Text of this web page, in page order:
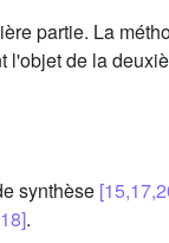
partie. La
de la
synthèse
.